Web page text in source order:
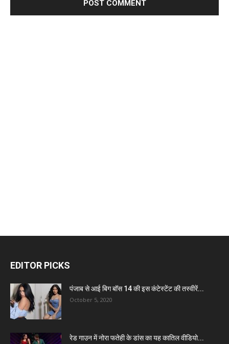
EDITOR PICKS
पंजाब से आई बिग बॉस 14 की इस कंटेस्टेंट की तस्वीरें...
October 5, 2020
रेड गाउन में नोरा फतेही के डांस का यह कातिल वीडियो...